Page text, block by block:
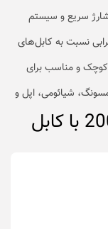
شارژ سریع و سیستم
نسبت به کابل‌های
کوچک و مناسب برای
شیائومی، اپل و
پاوربانک شیائومی 20000mAh با کابل